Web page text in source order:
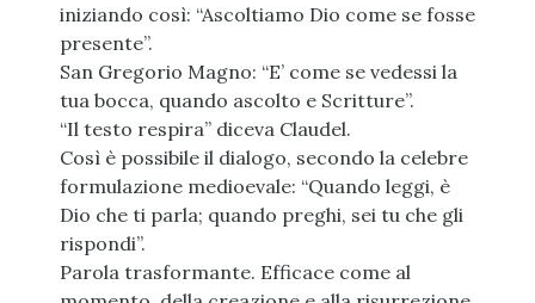
iniziando così: “Ascoltiamo Dio come se fosse
presente”.
San Gregorio Magno: “E’ come se vedessi la
tua bocca, quando ascolto e Scritture”.
“Il testo respira” diceva Claudel.
Così è possibile il dialogo, secondo la celebre
formulazione medioevale: “Quando leggi, è
Dio che ti parla; quando preghi, sei tu che gli
rispondi”.
Parola trasformante. Efficace come al